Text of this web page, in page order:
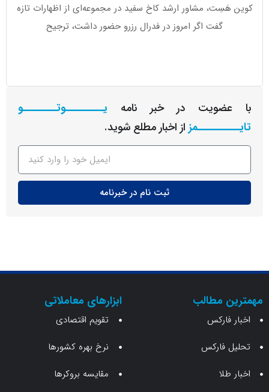
مشاور ارشد کاخ سفید در مجموعه‌ای از اظهارات تازه
گفت اگر امروز در فدرال رزرو حضور داشت، ترجیح
در خبر نامه
یـــــــــوتــــــــو
از اخبار مطلع شوید.
ثبت نام در خبرنامه
مطالب
فارکس
فارکس
ابزارهای معاملاتی
تقویم اقتصادی
نرخ بهره کشورها
مقایسه بروکرها